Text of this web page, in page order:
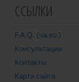
ССЫЛКИ
F.A.Q. (ча.во.)
Консультации
Контакты
Карта сайта